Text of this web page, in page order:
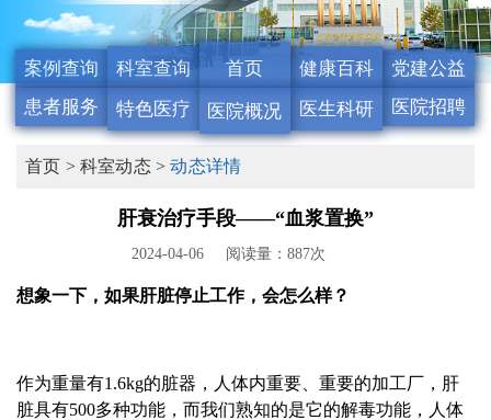
案例查询 科室查询 首页 健康百科
党建公益
患者服务
特色医疗 医院概况 医生科研 医院招聘
首页 > 科室动态 > 动态详情
肝衰治疗手段——“血浆置换”
2024-04-06 阅读量：887次
想象一下，如果肝脏停止工作，会怎么样？
作为重量有1.6kg的脏器，人体内重要、重要的加工厂，肝
脏具有500多种功能，而我们熟知的是它的解毒功能，人体